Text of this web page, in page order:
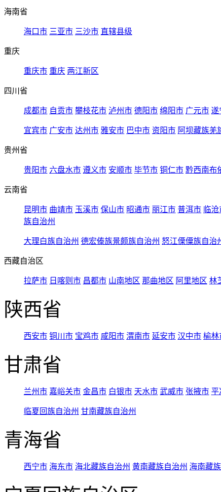
海南省
海口市 三亚市 三沙市 直辖县级
重庆
重庆市 重庆 两江新区
四川省
成都市 自贡市 攀枝花市 泸州市 德阳市 绵阳市 广元市 遂
宜宾市 广安市 达州市 雅安市 巴中市 资阳市 阿坝藏族羌
贵州省
贵阳市 六盘水市 遵义市 安顺市 毕节市 铜仁市 黔西南布
云南省
昆明市 曲靖市 玉溪市 保山市 昭通市 丽江市 普洱市 临
族自治州
大理白族自治州 德宏傣族景颇族自治州 怒江傈僳族自治
西藏自治区
拉萨市 日喀则市 昌都市 山南地区 那曲地区 阿里地区 林
陕西省
西安市 铜川市 宝鸡市 咸阳市 渭南市 延安市 汉中市 榆林
甘肃省
兰州市 嘉峪关市 金昌市 白银市 天水市 武威市 张掖市 平
临夏回族自治州 甘南藏族自治州
青海省
西宁市 海东市 海北藏族自治州 黄南藏族自治州 海南藏